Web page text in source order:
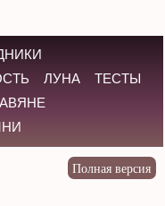
ЛУНА
ТЕСТЫ